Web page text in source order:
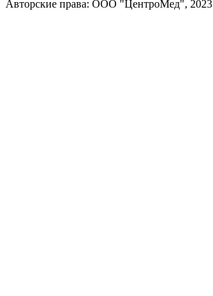
Авторские права: ООО "ЦентроМед", 2023